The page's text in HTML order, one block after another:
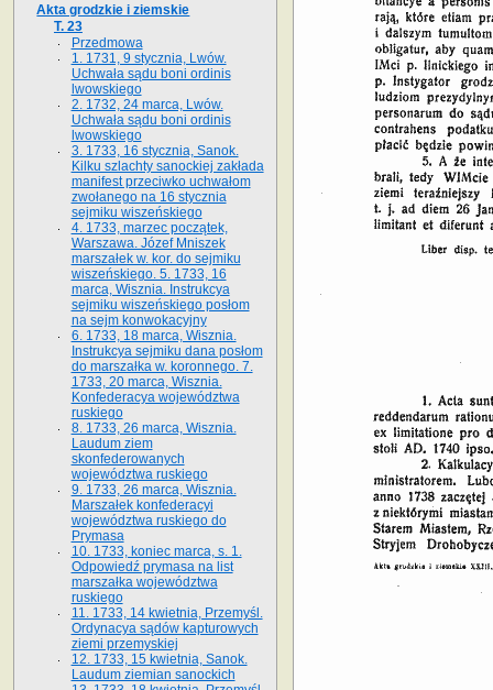
Akta grodzkie i ziemskie
T. 23
Przedmowa
1. 1731, 9 stycznia, Lwów.
Uchwała sądu boni ordinis
lwowskiego
2. 1732, 24 marca, Lwów.
Uchwała sądu boni ordinis
lwowskiego
3. 1733, 16 stycznia, Sanok.
Kilku szlachty sanockiej zakłada
manifest przeciwko uchwałom
zwołanego na 16 stycz­nia
sejmiku wiszeńskiego
4. 1733, marzec początek,
Warszawa. Józef Mniszek
marszałek w. kor. do sejmiku
wiszeńskiego. 5. 1733, 16
marca, Wisznia. Instrukcya
sejmiku wiszeńskiego posłom
na sejm konwokacyjny
6. 1733, 18 marca, Wisznia.
Instrukcya sejmiku dana posłom
do marszałka w. koronnego. 7.
1733, 20 marca, Wisznia.
Konfederacya województwa
ruskiego
8. 1733, 26 marca, Wisznia.
Laudum ziem
skonfederowanych
województwa ruskiego
9. 1733, 26 marca, Wisznia.
Marszałek konfederacyi
województwa ruskiego do
Prymasa
10. 1733, koniec marca, s. 1.
Odpowiedź prymasa na list
marszałka województwa
ruskiego
11. 1733, 14 kwietnia, Przemyśl.
Ordynacya sądów kapturowych
ziemi przemyskiej
12. 1733, 15 kwietnia, Sanok.
Laudum ziemian sanockich